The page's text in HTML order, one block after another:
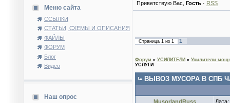
Меню сайта
ССЫЛКИ
СТАТЬИ, СХЕМЫ И ОПИСАНИЯ
ФАЙЛЫ
ФОРУМ
Блог
Видео
Наш опрос
Приветствую Вас Гость · RSS
Страница 1 из 1 1
Форум » УСИЛИТЕЛИ » Усилители
УСЛУГИ
ВЫВОЗ МУСОРА В СПБ
MusorlandRuss